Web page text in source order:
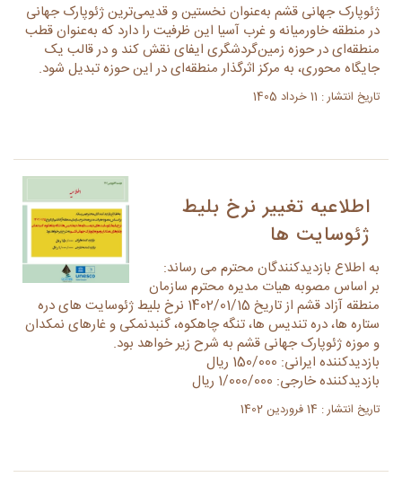
ژئوپارک جهانی قشم به‌عنوان نخستین و قدیمی‌ترین ژئوپارک جهانی
در منطقه خاورمیانه و غرب آسیا این ظرفیت را دارد که به‌عنوان قطب
منطقه‌ای در حوزه زمین‌گردشگری ایفای نقش کند و در قالب یک
جایگاه محوری، به مرکز اثرگذار منطقه‌ای در این حوزه تبدیل شود.
تاریخ انتشار : 11 خرداد 1405
اطلاعیه تغییر نرخ بلیط
ژئوسایت ها
به اطلاع بازدیدکنندگان محترم می رساند:
بر اساس مصوبه هیات مدیره محترم سازمان
منطقه آزاد قشم از تاریخ 1402/01/15 نرخ بلیط ژئوسایت های دره
ستاره ها، دره تندیس ها، تنگه چاهکوه، گنبدنمکی و غارهای نمکدان
و موزه ژئوپارک جهانی قشم به شرح زیر خواهد بود.
بازدیدکننده ایرانی: 150/000 ریال
بازدیدکننده خارجی: 1/000/000 ریال
تاریخ انتشار : 14 فروردین 1402